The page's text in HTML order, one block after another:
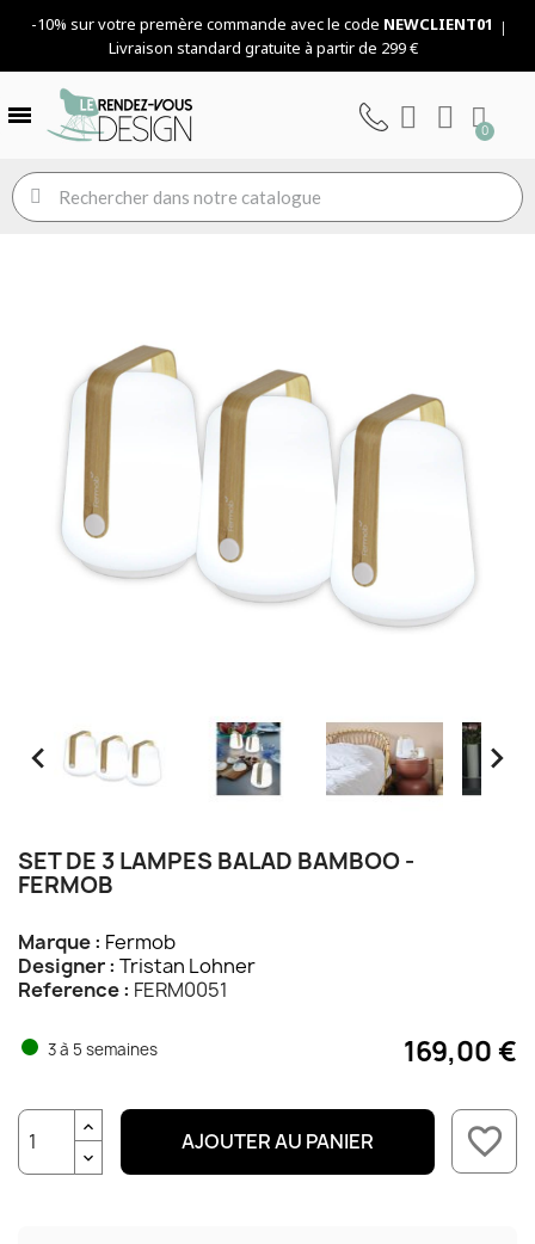
-10% sur votre premère commande avec le code NEWCLIENT01
Livraison standard gratuite à partir de 299 €
 
SET DE 3 LAMPES BALAD BAMBOO -
FERMOB
Marque : Fermob
Designer : Tristan Lohner
Reference : FERM0051
3 à 5 semaines 169,00 €
AJOUTER AU PANIER favorite_border